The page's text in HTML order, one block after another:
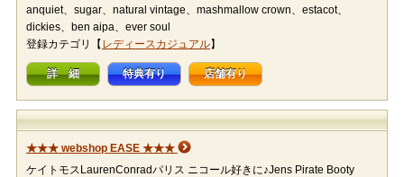
anquiet、sugar、natural vintage、mashmallow crown、estacot、
dickies、ben aipa、ever soul
登録カテゴリ【 レディースカジュアル】
詳 細 特典有り 店舗有り
★★★ webshop EASE ★★★
ケイトモスLaurenConradパリス ニコール好きに♪Jens Pirate Booty